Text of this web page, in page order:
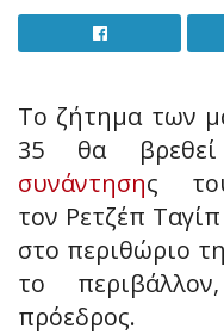
Το ζήτημα των
35 θα
συνάντησης
τον Ρετζέπ
στο περιθώριο
το
πρόεδρος.